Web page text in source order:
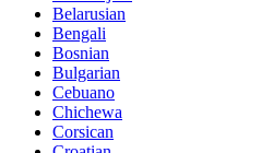
Belarusian
Bengali
Bosnian
Bulgarian
Cebuano
Chichewa
Corsican